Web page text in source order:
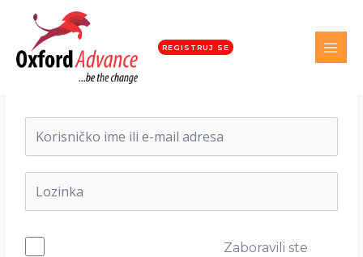
REGISTRUJ SE
Dobrodošli nazad!
Zaboravili ste